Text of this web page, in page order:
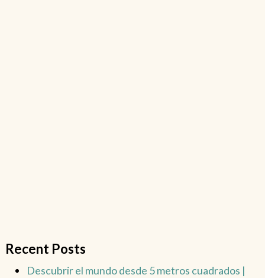
Recent Posts
Descubrir el mundo desde 5 metros cuadrados |